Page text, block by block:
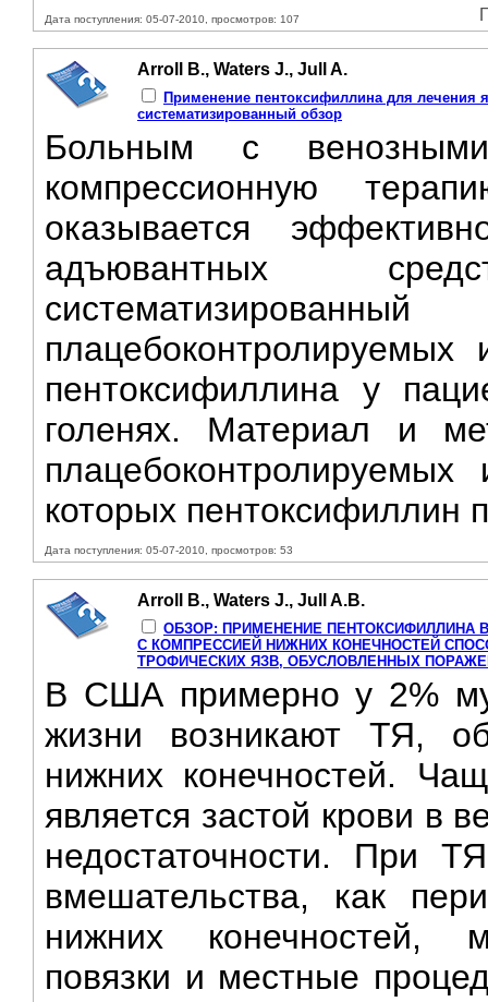
Дата поступления: 05-07-2010, просмотров: 107
Arroll B., Waters J., Jull A.
Применение пентоксифиллина для лечения
систематизированный обзор
Больным с
компрессионную
оказывается
адъювантных
плацебоконтролируемых
пентоксифиллина у
голенях. Материал и
которых пентоксифиллин
Дата поступления: 05-07-2010, просмотров: 53
Arroll B., Waters J., Jull A.B.
ОБЗОР: ПРИМЕНЕНИЕ ПЕНТОКСИФИЛЛИНА
С КОМПРЕССИЕЙ НИЖНИХ КОНЕЧНОСТЕЙ
ТРОФИЧЕСКИХ ЯЗВ, ОБУСЛОВЛЕННЫХ
В США примерно у 2%
жизни возникают ТЯ,
нижних конечностей.
является застой крови в
недостаточности. При
вмешательства, как
нижних конечностей,
повязки и местные